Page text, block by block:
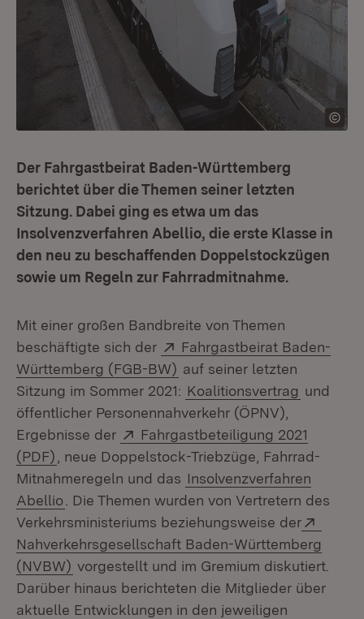
Der Fahrgastbeirat Baden-Württemberg
berichtet über die Themen seiner letzten
Sitzung. Dabei ging es etwa um das
Insolvenzverfahren Abellio, die erste Klasse in
den neu zu beschaffenden Doppelstockzügen
sowie um Regeln zur Fahrradmitnahme.
Mit einer großen Bandbreite von Themen
beschäftigte sich der
Extern:
Fahrgastbeirat Baden-
Württemberg (FGB-BW) (Öffnet in neuem Fenster)
auf seiner letzten
Sitzung im Sommer 2021: Koalitionsvertrag und
öffentlicher Personennahverkehr (ÖPNV),
Ergebnisse der
Extern:
Fahrgastbeteiligung 2021
(PDF) (Öffnet in neuem Fenster)
, neue Doppelstock-Triebzüge, Fahrrad-
Mitnahmeregeln und das Insolvenzverfahren
Abellio . Die Themen wurden von Vertretern des
Verkehrsministeriums beziehungsweise der
Nahverkehrsgesellschaft Baden-Württemberg
(NVBW) (Öffnet in neuem Fenster)
vorgestellt und im Gremium diskutiert.
Darüber hinaus berichteten die Mitglieder über
aktuelle Entwicklungen in den jeweiligen